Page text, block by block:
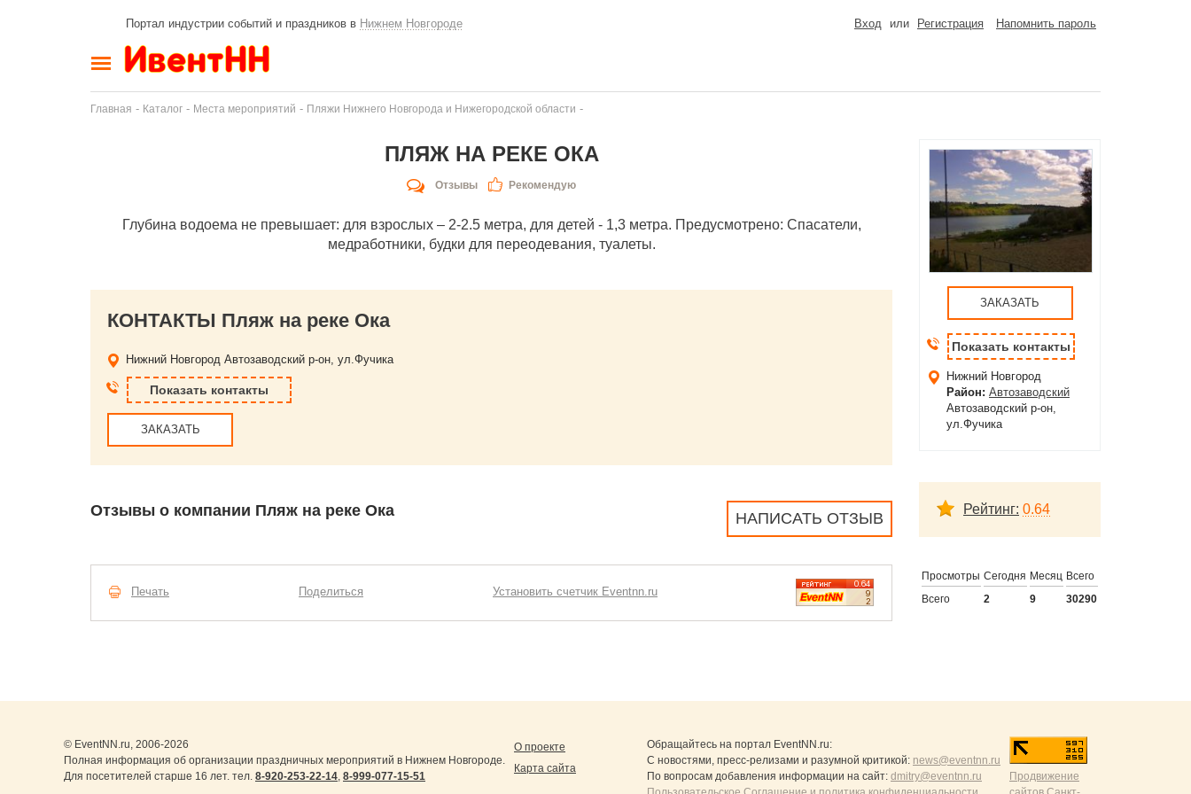
Портал индустрии событий и праздников в Нижнем Новгороде Вход или Регистрация Напомнить пароль
Главная - Каталог - Места мероприятий - Пляжи Нижнего Новгорода и Нижегородской области -
ПЛЯЖ НА РЕКЕ ОКА
Отзывы Рекомендую
Глубина водоема не превышает: для взрослых – 2-2.5 метра, для детей - 1,3 метра. Предусмотрено: Спасатели,
медработники, будки для переодевания, туалеты.
КОНТАКТЫ Пляж на реке Ока
Нижний Новгород Автозаводский р-он, ул.Фучика
Показать контакты
ЗАКАЗАТЬ
НАПИСАТЬ ОТЗЫВ
Отзывы о компании Пляж на реке Ока
Печать Поделиться Установить счетчик Eventnn.ru
ЗАКАЗАТЬ
Показать контакты
Нижний Новгород
Район: Автозаводский
Автозаводский р-он,
ул.Фучика
Рейтинг: 0.64
Просмотры Сегодня Месяц Всего
Всего
2 9 30290
© EventNN.ru, 2006-2026
Полная информация об организации праздничных мероприятий в Нижнем Новгороде.
Для посетителей старше 16 лет. тел. 8-920-253-22-14 8-999-077-15-51
О проекте
Карта сайта
Обращайтесь на портал EventNN.ru:
С новостями, пресс-релизами и разумной критикой: news@eventnn.ru
По вопросам добавления информации на сайт: dmitry@eventnn.ru
Продвижение